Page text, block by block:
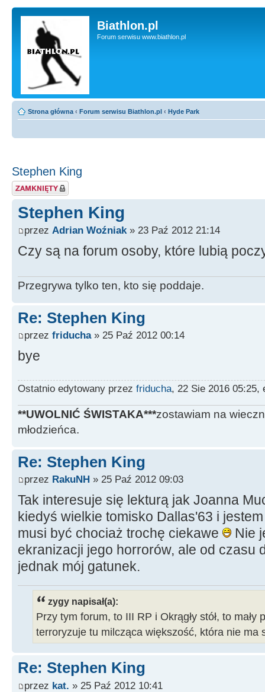
Biathlon.pl
Forum serwisu www.biathlon.pl
Strona główna ‹ Forum serwisu Biathlon.pl ‹ Hyde Park
Stephen King
Zablokowany temat
Stephen King
przez Adrian Woźniak» 23 Paź 2012 21:14
Czy są na forum osoby, które lubią
Przegrywa tylko ten, kto się poddaje.
Re: Stephen King
przez friducha» 25 Paź 2012 00:14
bye
Ostatnio edytowany przez friducha, 22 Sie 2016 05:25,
**UWOLNIĆ ŚWISTAKA***zostawiam na
młodzieńca.
Re: Stephen King
przez RakuNH » 25 Paź 2012 09:03
Tak interesuje się lekturą jak Joanna
kiedyś wielkie tomisko Dallas'63 i
musi być chociaż trochę ciekawe
Nie
ekranizacji jego horrorów, ale od czasu
jednak mój gatunek.
zygy napisał(a):
Przy tym forum, to III RP i Okrągły stół, to
terroryzuje tu milcząca większość, która nie ma
Re: Stephen King
przez kat. » 25 Paź 2012 10:41